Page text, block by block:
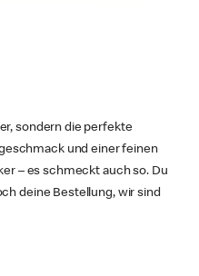
sondern die perfekte
und einer feinen
– es schmeckt auch so. Du
deine Bestellung, wir sind